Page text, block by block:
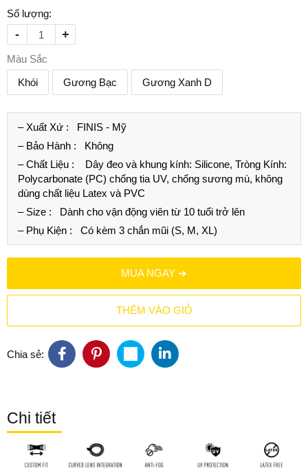
Số lượng:
- +
Màu Sắc
Khói
Gương Bạc Gương Xanh D
– Xuất Xứ : FINIS - Mỹ
– Bảo Hành : Không
– Chất Liệu : Dây đeo và khung kính: Silicone, Tròng Kính:
Polycarbonate (PC) chống tia UV, chống sương mù, không
dùng chất liệu Latex và PVC
– Size : Dành cho vận động viên từ 10 tuổi trở lên
– Phụ Kiện :
Có kèm 3 chắn mũi (S, M, XL)
MUA NGAY ➜
THÊM VÀO GIỎ
Chia sẻ:
Chi tiết